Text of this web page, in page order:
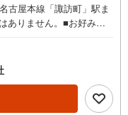
古屋本線「諏訪町」駅ま
ありません。■お好みの
ライフインフォメーショ
中学校 徒歩7分●家
豊橋市・豊川市・知立
エリア・遠州エリアの物件
、中古戸建、中古マンシ